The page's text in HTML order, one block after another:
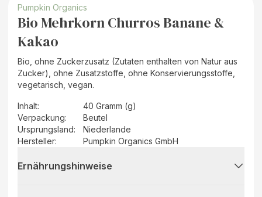
Pumpkin Organics
Bio Mehrkorn Churros Banane &
Kakao
Bio, ohne Zuckerzusatz (Zutaten enthalten von Natur aus
Zucker), ohne Zusatzstoffe, ohne Konservierungsstoffe,
vegetarisch, vegan.
Inhalt:
40 Gramm (g)
Verpackung:
Beutel
Ursprungsland:
Niederlande
Hersteller: Pumpkin Organics GmbH
Ernährungshinweise